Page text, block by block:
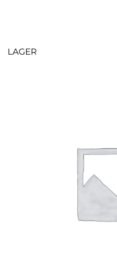
LAGER